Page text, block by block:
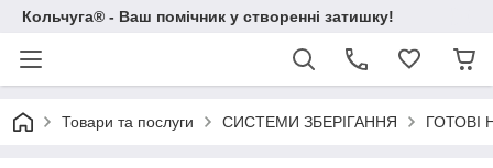
Кольчуга® - Ваш помічник у створенні затишку!
Товари та послуги СИСТЕМИ ЗБЕРІГАННЯ ГОТОВІ